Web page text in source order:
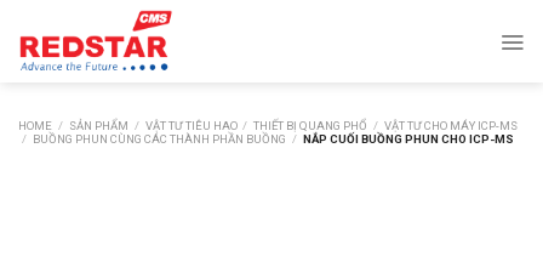
content
HOME / SẢN PHẨM / VẬT TƯ TIÊU HAO / THIẾT BỊ QUANG PHỔ / VẬT TƯ CHO MÁY ICP-MS
/ BUỒNG PHUN CÙNG CÁC THÀNH PHẦN BUỒNG / NẮP CUỐI BUỒNG PHUN CHO ICP-MS